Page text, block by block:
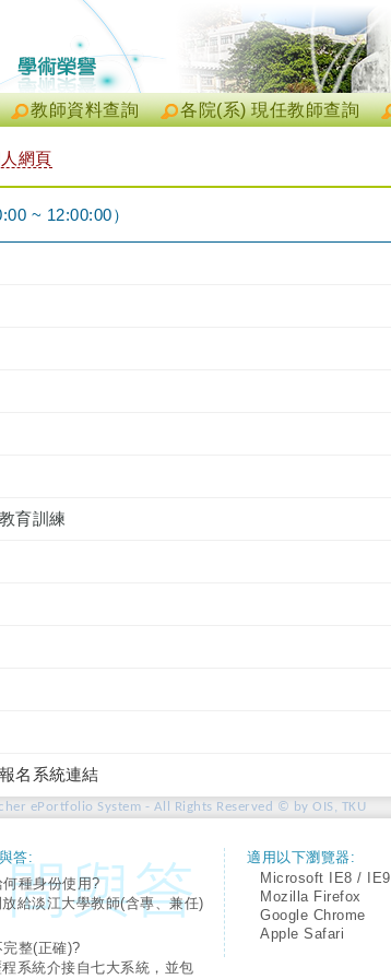
各院(系) 現任教師查詢
教師資料查詢
網頁
~ 12:00:00）
育訓練
名系統連結
ePortfolio System - All Rights Reserved © by OIS, TKU
答:
種身份使用?
給淡江大學教師(含專、兼任)
整(正確)?
系統介接自七大系統，並包
適用以下瀏覽器:
Microsoft IE8 / IE9
Mozilla Firefox
Google Chrome
Apple Safari